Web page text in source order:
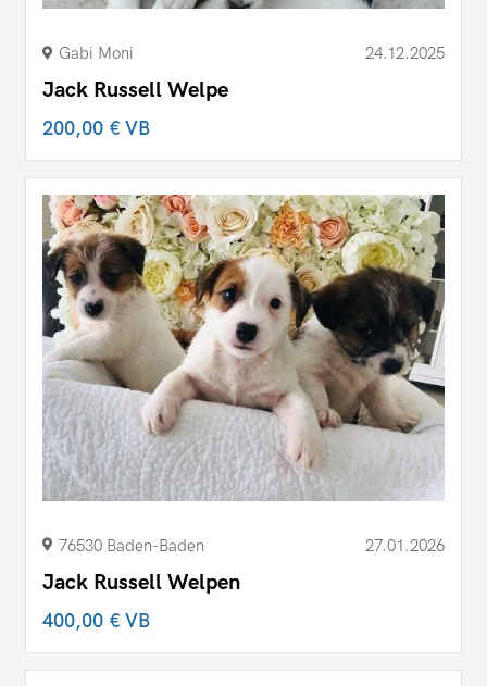
Gabi Moni 24.12.2025
Jack Russell Welpe
200,00 €VB
76530 Baden-Baden 27.01.2026
Jack Russell Welpen
400,00 €VB